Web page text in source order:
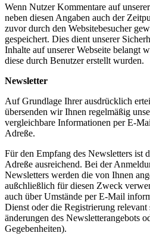
Wenn Nutzer Kommentare auf
neben diesen Angaben auch der
zuvor durch den Websitebesucher
gespeichert. Dies dient unserer
Inhalte auf unserer Webseite belangt
diese durch Benutzer erstellt wurden.
Newsletter
Auf Grundlage Ihrer ausdrücklich
übersenden wir Ihnen regelmäßig
vergleichbare Informationen per E-
Adreße.
Für den Empfang des Newsletters ist
Adreße ausreichend. Bei der
Newsletters werden die von Ihnen
außchließlich für diesen Zweck
auch über Umstände per E-Mail
Dienst oder die Registrierung
änderungen des Newsletterangebots
Gegebenheiten).